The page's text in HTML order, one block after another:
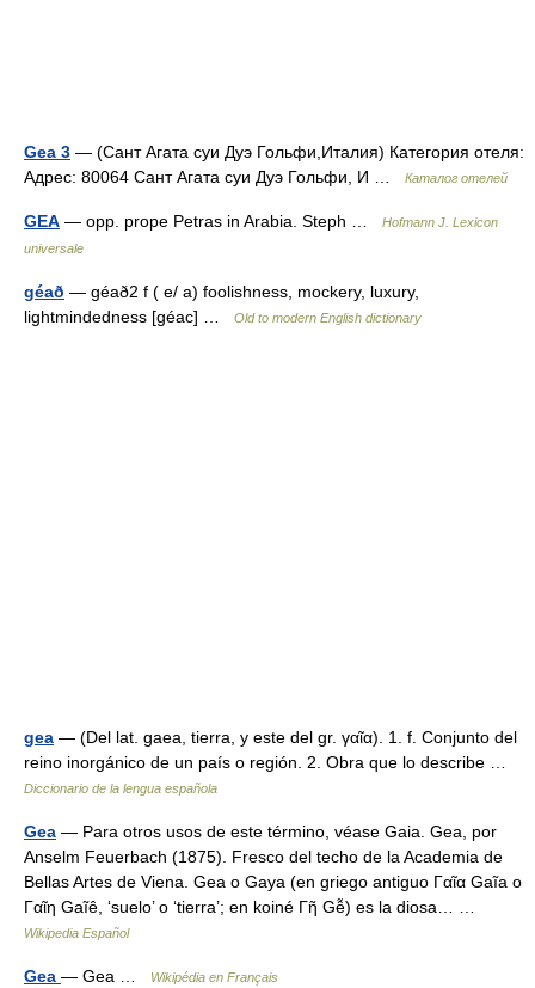
Gea 3 — (Сант Агата суи Дуэ Гольфи,Италия) Категория отеля:
Адрес: 80064 Сант Агата суи Дуэ Гольфи, И …
Каталог отелей
GEA — opp. prope Petras in Arabia. Steph …
Hofmann J. Lexicon
universale
géað — géað2 f ( e/ a) foolishness, mockery, luxury,
lightmindedness [géac] …
Old to modern English dictionary
gea — (Del lat. gaea, tierra, y este del gr. γαῖα). 1. f. Conjunto del
reino inorgánico de un país o región. 2. Obra que lo describe …
Diccionario de la lengua española
Gea — Para otros usos de este término, véase Gaia. Gea, por
Anselm Feuerbach (1875). Fresco del techo de la Academia de
Bellas Artes de Viena. Gea o Gaya (en griego antiguo Γαῖα Gaĩa o
Γαῖη Gaĩê, ‘suelo’ o ‘tierra’; en koiné Γῆ Gễ) es la diosa… …
Wikipedia Español
Gea — Gea … Wikipédia en Français